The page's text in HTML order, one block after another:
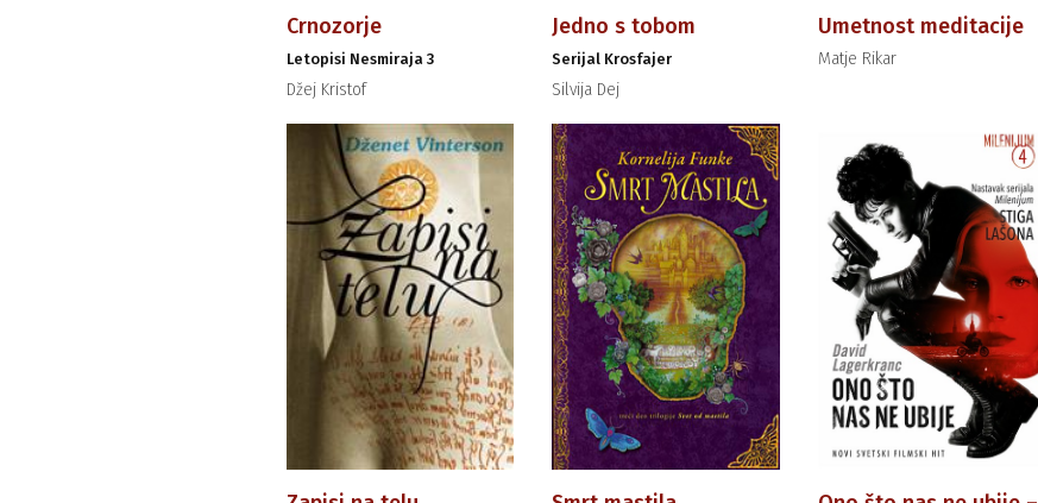
Crnozorje
Letopisi Nesmiraja 3
Džej Kristof
Jedno s tobom
Serijal Krosfajer
Silvija Dej
Umetnost meditacije
Matje Rikar